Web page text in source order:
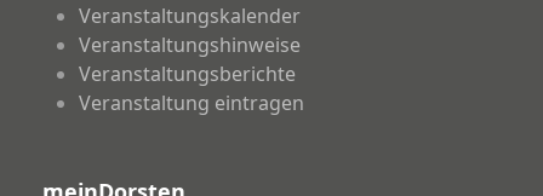
Veranstaltungskalender
Veranstaltungshinweise
Veranstaltungsberichte
Veranstaltung eintragen